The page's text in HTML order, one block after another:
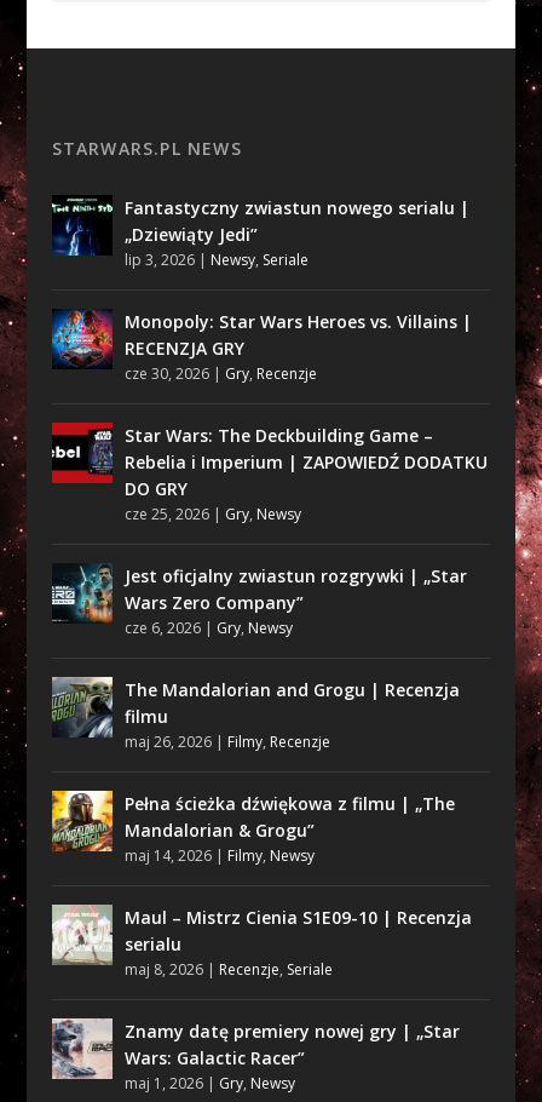
STARWARS.PL NEWS
Fantastyczny zwiastun nowego serialu |
„Dziewiąty Jedi”
lip 3, 2026| Newsy, Seriale
Monopoly: Star Wars Heroes vs. Villains |
RECENZJA GRY
cze 30, 2026| Gry, Recenzje
Star Wars: The Deckbuilding Game –
Rebelia i Imperium | ZAPOWIEDŹ DODATKU
DO GRY
cze 25, 2026| Gry, Newsy
Jest oficjalny zwiastun rozgrywki | „Star
Wars Zero Company”
cze 6, 2026| Gry, Newsy
The Mandalorian and Grogu | Recenzja
filmu
maj 26, 2026| Filmy, Recenzje
Pełna ścieżka dźwiękowa z filmu | „The
Mandalorian & Grogu”
maj 14, 2026| Filmy, Newsy
Maul – Mistrz Cienia S1E09-10 | Recenzja
serialu
maj 8, 2026| Recenzje, Seriale
Znamy datę premiery nowej gry | „Star
Wars: Galactic Racer”
maj 1, 2026| Gry, Newsy